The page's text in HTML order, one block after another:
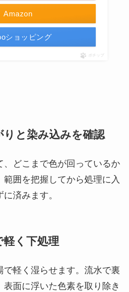
Amazon
ショッピング
ポチップ
りと染み込みを確認
、どこまで色が回っているか
範囲を把握してから処理に入
済みます。
く下処理
で軽く湿らせます。流水で裏
面に浮いた色素を取り除き